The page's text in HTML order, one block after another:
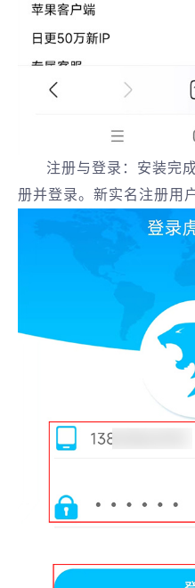
注册与登录‌：安装完
册并登录。新实名注册用